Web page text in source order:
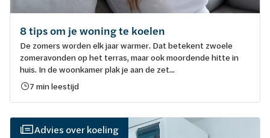
8 tips om je woning te koelen
De zomers worden elk jaar warmer. Dat betekent zwoele
zomeravonden op het terras, maar ook moordende hitte in
huis. In de woonkamer plak je aan de zet...
7 min leestijd
Advies over koeling